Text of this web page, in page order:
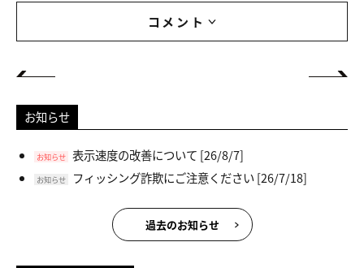
コメント
お知らせ
お知らせ 表示速度の改善について [26/8/7]
お知らせ フィッシング詐欺にご注意ください[26/7/18]
過去のお知らせ